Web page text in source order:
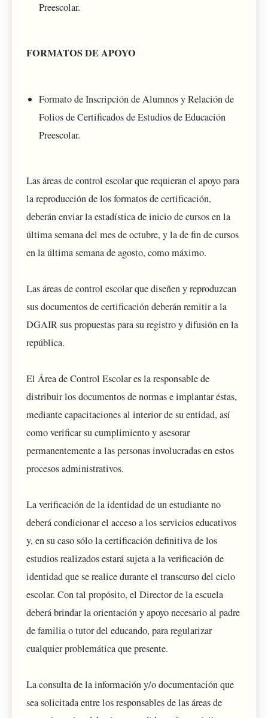
Preescolar.
FORMATOS DE APOYO
Formato de Inscripción de Alumnos y Relación de
Folios de Certificados de Estudios de Educación
Preescolar.
Las áreas de control escolar que requieran el apoyo para
la reproducción de los formatos de certificación,
deberán enviar la estadística de inicio de cursos en la
última semana del mes de octubre, y la de fin de cursos
en la última semana de agosto, como máximo.
Las áreas de control escolar que diseñen y reproduzcan
sus documentos de certificación deberán remitir a la
DGAIR sus propuestas para su registro y difusión en la
república.
El Área de Control Escolar es la responsable de
distribuir los documentos de normas e implantar éstas,
mediante capacitaciones al interior de su entidad, así
como verificar su cumplimiento y asesorar
permanentemente a las personas involucradas en estos
procesos administrativos.
La verificación de la identidad de un estudiante no
deberá condicionar el acceso a los servicios educativos
y, en su caso sólo la certificación definitiva de los
estudios realizados estará sujeta a la verificación de
identidad que se realice durante el transcurso del ciclo
escolar. Con tal propósito, el Director de la escuela
deberá brindar la orientación y apoyo necesario al padre
de familia o tutor del educando, para regularizar
cualquier problemática que presente.
La consulta de la información y/o documentación que
sea solicitada entre los responsables de las áreas de